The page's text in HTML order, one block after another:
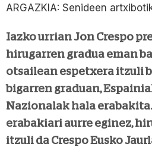
ARGAZKIA: Senideen
Iazko urrian Jon Crespo
hirugarren gradua eman
otsailean espetxera itzuli
bigarren graduan,
Nazionalak hala
erabakiari aurre eginez,
itzuli da Crespo Eusko